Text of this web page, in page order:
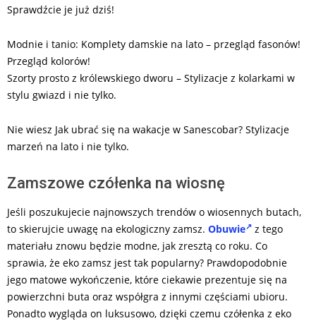
Sprawdźcie je już dziś!
Modnie i tanio: Komplety damskie na lato – przegląd fasonów!
Przegląd kolorów!
Szorty prosto z królewskiego dworu – Stylizacje z kolarkami w
stylu gwiazd i nie tylko.
Nie wiesz Jak ubrać się na wakacje w Sanescobar? Stylizacje
marzeń na lato i nie tylko.
Zamszowe czółenka na wiosnę
Jeśli poszukujecie najnowszych trendów o wiosennych butach,
to skierujcie uwagę na ekologiczny zamsz. Obuwie
z tego
materiału znowu będzie modne, jak zresztą co roku. Co
sprawia, że eko zamsz jest tak popularny? Prawdopodobnie
jego matowe wykończenie, które ciekawie prezentuje się na
powierzchni buta oraz współgra z innymi częściami ubioru.
Ponadto wygląda on luksusowo, dzięki czemu czółenka z eko